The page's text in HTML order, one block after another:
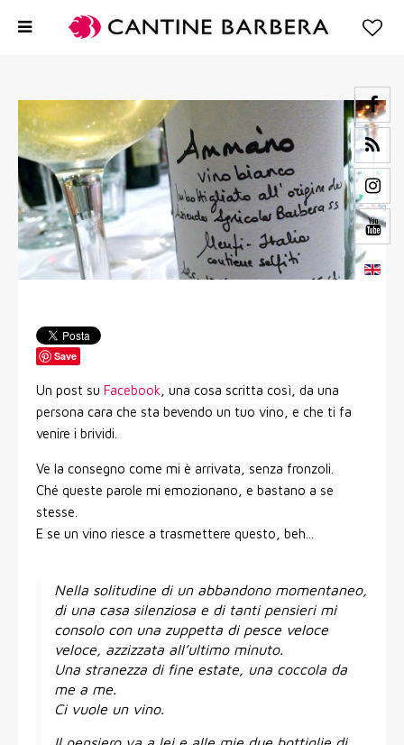
Save
Un post su Facebook, una cosa scritta così, da una
persona cara che sta bevendo un tuo vino, e che ti fa
venire i brividi.
Ve la consegno come mi è arrivata, senza fronzoli.
Ché queste parole mi emozionano, e bastano a se
stesse.
E se un vino riesce a trasmettere questo, beh...
Nella solitudine di un abbandono momentaneo,
di una casa silenziosa e di tanti pensieri mi
consolo con una zuppetta di pesce veloce
veloce, azzizzata all’ultimo minuto.
Una stranezza di fine estate, una coccola da
me a me.
Ci vuole un vino.